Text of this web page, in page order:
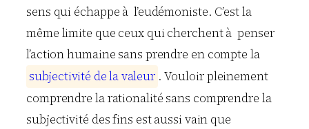
sens qui échappe à l’eudémoniste. C’est la
même limite que ceux qui cherchent à penser
l’action humaine sans prendre en compte la
subjectivité delavaleur . Vouloir pleinement
comprendre la rationalité sans comprendre la
subjectivité des fins est aussi vain que